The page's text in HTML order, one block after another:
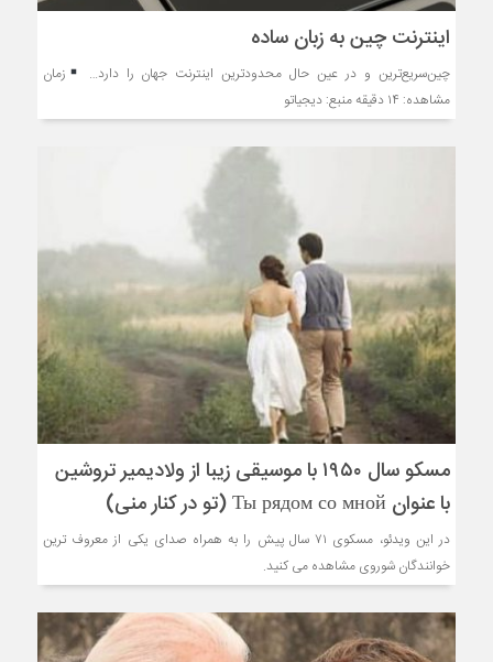
اینترنت چین به زبان ساده
چین‌سریع‌ترین و در عین حال محدودترین اینترنت جهان را دارد…
زمان
مشاهده: ۱۴ دقیقه منبع: دیجیاتو
مسکو سال ۱۹۵۰ با موسیقی زیبا از ولادیمیر تروشین
با عنوان Ты рядом со мной (تو در کنار منی)
در این ویدئو، مسکوی ۷۱ سال پیش را به همراه صدای یکی از معروف ترین
خوانندگان شوروی مشاهده می کنید.